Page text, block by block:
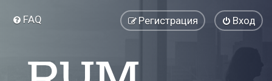
FAQ Вход
Регистрация